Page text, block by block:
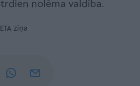
nolēma valdība.
ziņa